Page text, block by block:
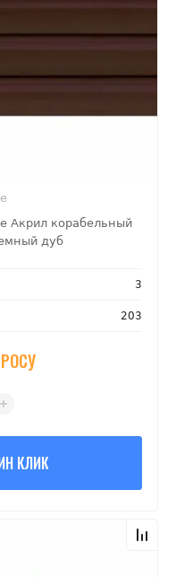
Акрил корабельный
дуб
3
203
КЛИК